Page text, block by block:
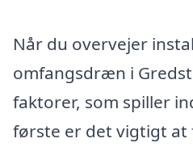
Når du overvejer
omfangsdræn i
faktorer, som spiller
første er det vigtigt at